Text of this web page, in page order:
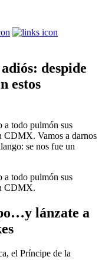
despide
estos
a todo pulmón sus
CDMX. Vamos a darnos
se nos fue un
a todo pulmón sus
CDMX.
lánzate a
el Príncipe de la